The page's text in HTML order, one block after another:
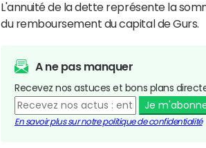
L'annuité de la dette représente la
du remboursement du capital de Gurs.
A ne pas manquer
Recevez nos astuces et bons plans
Je
En savoir plus sur notre politique de confidentialité